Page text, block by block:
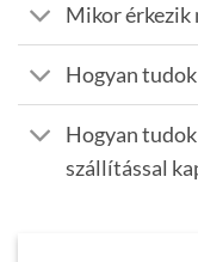
Mikor érkezik
Hogyan
Hogyan
szállítással